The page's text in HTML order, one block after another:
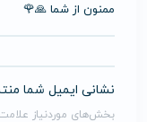
ممنون از شما 🙏🌹
نشانی ایمیل شما
بخش‌های موردنیاز